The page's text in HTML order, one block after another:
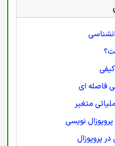
فاصله ای
متغیر
نویسی
پروپوزال